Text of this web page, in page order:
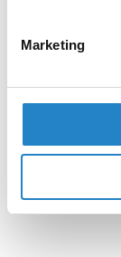
Marketing